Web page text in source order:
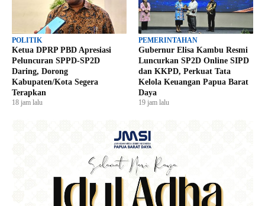
POLITIK
Ketua DPRP PBD Apresiasi
Peluncuran SPPD-SP2D
Daring, Dorong
Kabupaten/Kota Segera
Terapkan
18 jam lalu
PEMERINTAHAN
Gubernur Elisa Kambu Resmi
Luncurkan SP2D Online SIPD
dan KKPD, Perkuat Tata
Kelola Keuangan Papua Barat
Daya
19 jam lalu